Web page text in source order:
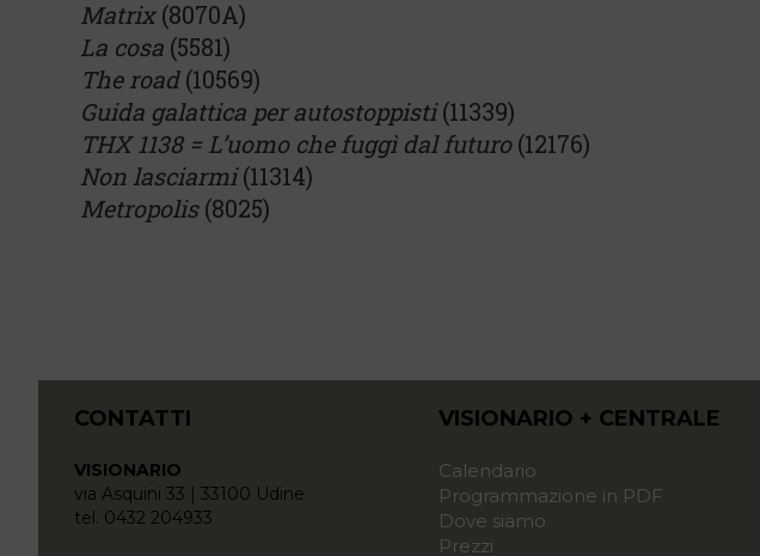
Matrix(8070A)
La cosa (5581)
The road(10569)
Guida galattica per autostoppisti(11339)
THX 1138 = L’uomo che fuggì dal futuro(12176)
Non lasciarmi(11314)
Metropolis(8025)
CONTATTI
VISIONARIO
via Asquini 33 | 33100 Udine
tel. 0432 204933
VISIONARIO + CENTRALE
Calendario
Programmazione in PDF
Dove siamo
Prezzi